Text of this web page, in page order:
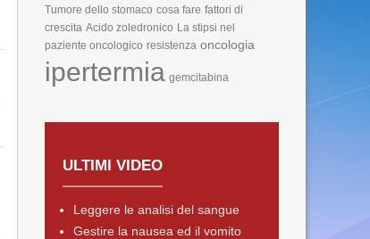
Tumore dello stomaco cosa fare fattori di
crescita Acido zoledronico La stipsi nel
paziente oncologico resistenza oncologia
ipertermia gemcitabina
ULTIMI VIDEO
Leggere le analisi del sangue
Gestire la nausea ed il vomito